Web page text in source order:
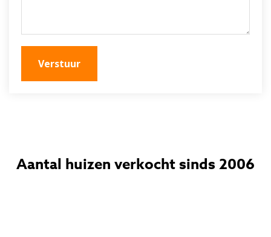
Verstuur
Aantal huizen verkocht sinds 2006